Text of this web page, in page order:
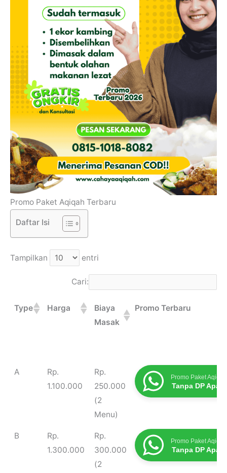
Promo Paket Aqiqah Terbaru
Daftar Isi
Tampilkan entri
Cari:
Type Harga
Biaya
Masak
Promo Terbaru
Type Harga
Biaya
Masak
Promo Terbaru
A
Rp.
1.100.000
Rp.
250.000
(2
Menu)
Promo Paket Aqiqah
Tanpa DP
B
Rp.
1.300.000
Rp.
300.000
(2
Promo Paket Aqiqah
Tanpa DP